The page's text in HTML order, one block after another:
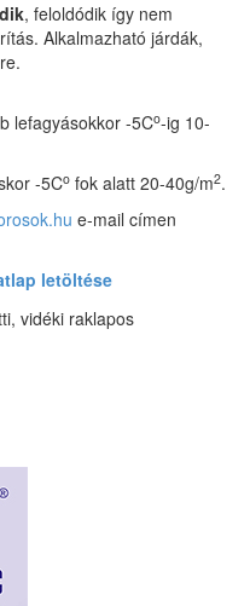
, feloldódik így nem
Alkalmazható járdák,
lefagyásokkor -5Co-ig 10-
-5Co fok alatt 20-40g/m2.
e-mail címen
letöltése
vidéki raklapos